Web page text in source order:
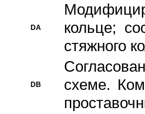
DA
кольце;
стяжного
DB
схеме.